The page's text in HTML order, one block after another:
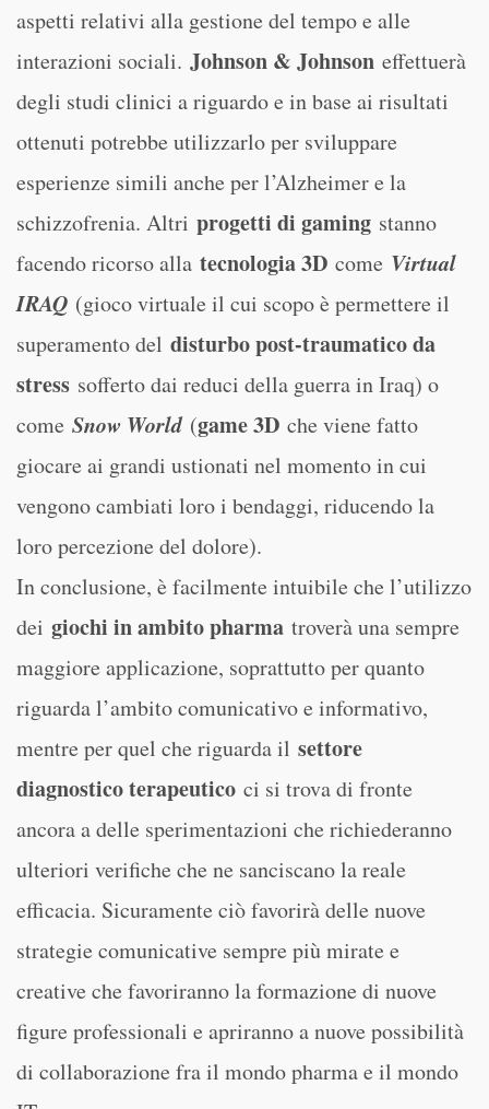
aspetti relativi alla gestione del tempo e alle
interazioni sociali. Johnson & Johnson effettuerà
degli studi clinici a riguardo e in base ai risultati
ottenuti potrebbe utilizzarlo per sviluppare
esperienze simili anche per l’Alzheimer e la
schizzofrenia. Altri progetti di gaming stanno
facendo ricorso alla tecnologia 3D come Virtual
IRAQ (gioco virtuale il cui scopo è permettere il
superamento del disturbo post-traumatico da
stress sofferto dai reduci della guerra in Iraq) o
come Snow World(game 3D che viene fatto
giocare ai grandi ustionati nel momento in cui
vengono cambiati loro i bendaggi, riducendo la
loro percezione del dolore).
In conclusione, è facilmente intuibile che l’utilizzo
dei giochi in ambito pharma troverà una sempre
maggiore applicazione, soprattutto per quanto
riguarda l’ambito comunicativo e informativo,
mentre per quel che riguarda il settore
diagnostico terapeutico ci si trova di fronte
ancora a delle sperimentazioni che richiederanno
ulteriori verifiche che ne sanciscano la reale
efficacia. Sicuramente ciò favorirà delle nuove
strategie comunicative sempre più mirate e
creative che favoriranno la formazione di nuove
figure professionali e apriranno a nuove possibilità
di collaborazione fra il mondo pharma e il mondo